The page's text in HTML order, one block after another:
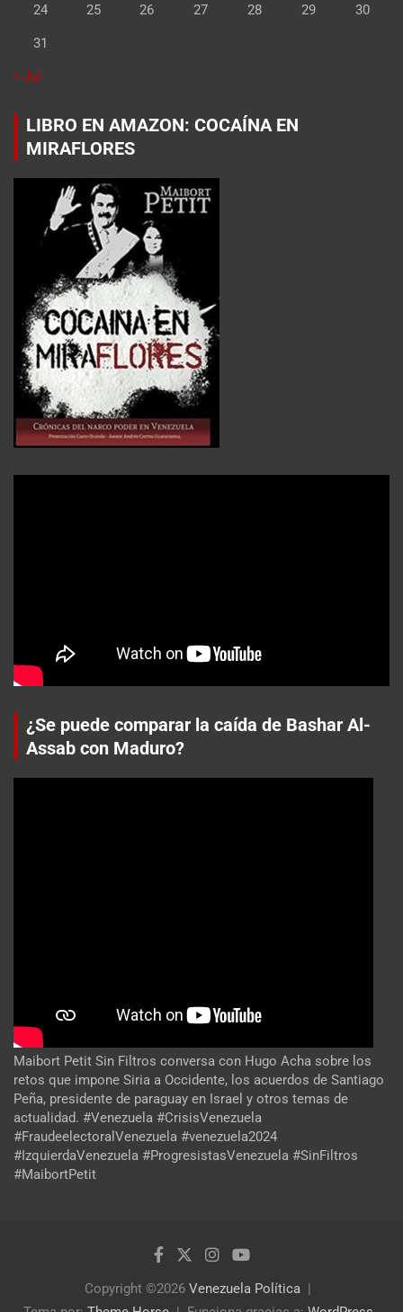
24 25 26 27 28 29 30
31
« Jul
LIBRO EN AMAZON: COCAÍNA EN
MIRAFLORES
¿Se puede comparar la caída de Bashar Al-
Assab con Maduro?
Maibort Petit Sin Filtros conversa con Hugo Acha sobre los
retos que impone Siria a Occidente, los acuerdos de Santiago
Peña, presidente de paraguay en Israel y otros temas de
actualidad. #Venezuela #CrisisVenezuela
#FraudeelectoralVenezuela #venezuela2024
#IzquierdaVenezuela #ProgresistasVenezuela #SinFiltros
#MaibortPetit
Copyright ©2026 Venezuela Política